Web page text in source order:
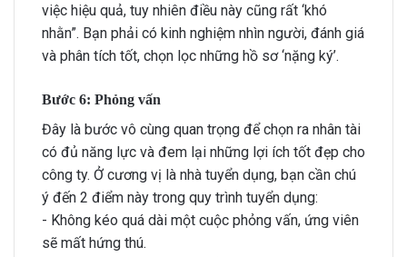
việc hiệu quả, tuy nhiên điều này cũng rất ‘khó
nhằn”. Bạn phải có kinh nghiệm nhìn người, đánh giá
và phân tích tốt, chọn lọc những hồ sơ ‘nặng ký’.
Bước 6: Phỏng vấn
Đây là bước vô cùng quan trọng để chọn ra nhân tài
có đủ năng lực và đem lại những lợi ích tốt đẹp cho
công ty. Ở cương vị là nhà tuyển dụng, bạn cần chú
ý đến 2 điểm này trong quy trình tuyển dụng:
- Không kéo quá dài một cuộc phỏng vấn, ứng viên
sẽ mất hứng thú.